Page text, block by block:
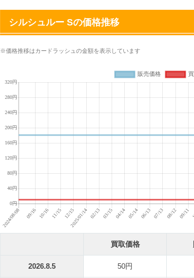
シルシュルー Sの価格推移
※価格推移はカードラッシュの金額を表示しています
買取価格
2026.8.5 50円